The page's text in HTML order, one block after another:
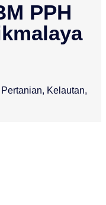
PPH
Kelautan,